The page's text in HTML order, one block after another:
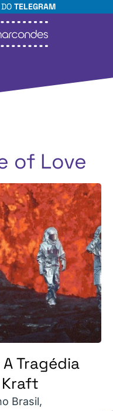
TELEGRAM
of Love
Tragédia
Brasil,